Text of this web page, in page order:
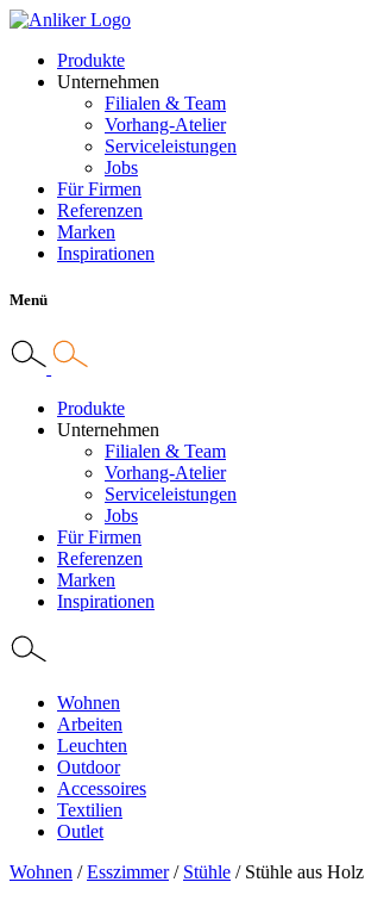
Produkte
Unternehmen
Filialen & Team
Vorhang-Atelier
Serviceleistungen
Jobs
Für Firmen
Referenzen
Marken
Inspirationen
Menü
Produkte
Unternehmen
Filialen & Team
Vorhang-Atelier
Serviceleistungen
Jobs
Für Firmen
Referenzen
Marken
Inspirationen
Wohnen
Arbeiten
Leuchten
Outdoor
Accessoires
Textilien
Outlet
Wohnen /Esszimmer/ Stühle / Stühle aus Holz